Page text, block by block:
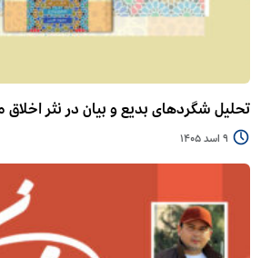
تحلیل شگردهای بدیع و بیان در نثر
9 اسد 1405